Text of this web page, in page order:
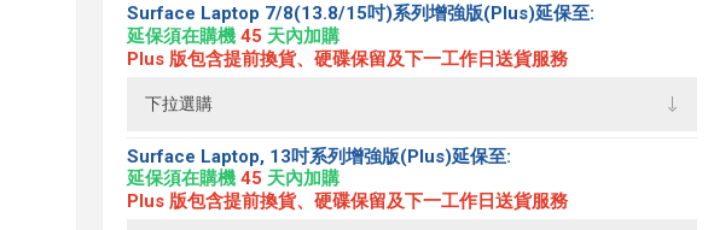
Surface Laptop 7/8(13.8/15吋)系列增強版(Plus)延保至:
延保須在購機 45 天內加購
Plus 版包含提前換貨、硬碟保留及下一工作日送貨服務
Surface Laptop, 13吋系列增強版(Plus)延保至:
延保須在購機 45 天內加購
Plus 版包含提前換貨、硬碟保留及下一工作日送貨服務